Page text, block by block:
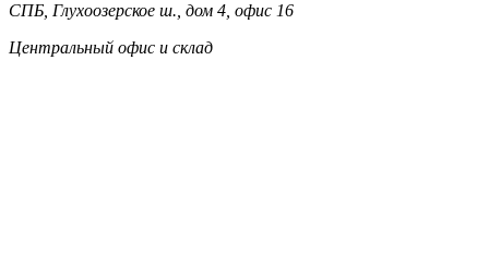
СПБ, Глухоозерское ш., дом 4, офис 16
Центральный офис и склад